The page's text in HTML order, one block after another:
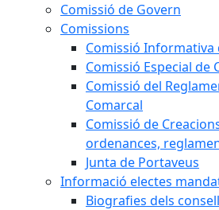
Comissió de Govern
Comissions
Comissió Informativa
Comissió Especial de
Comissió del
Comarcal
Comissió de
ordenances,
Junta de Portaveus
Informació electes
Biografies dels